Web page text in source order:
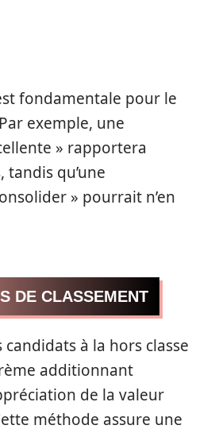
fondamentale pour le
exemple, une
» rapportera
tandis qu’une
» pourrait n’en
DE CLASSEMENT
candidats à la hors classe
additionnant
de la valeur
méthode assure une